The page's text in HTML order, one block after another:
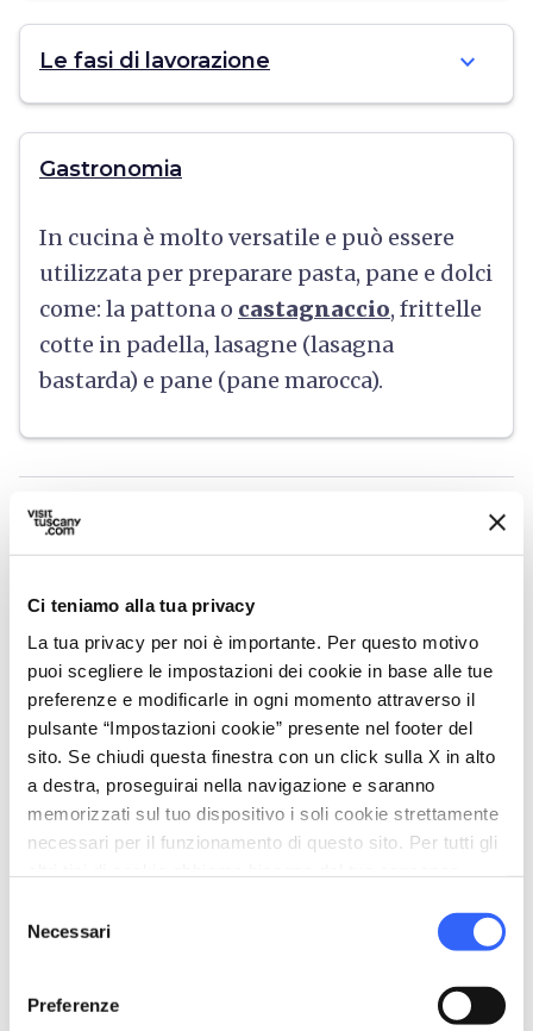
Ci teniamo alla tua privacy
La tua privacy per noi è importante. Per questo motivo
puoi scegliere le impostazioni dei cookie in base alle tue
preferenze e modificarle in ogni momento attraverso il
pulsante “Impostazioni cookie” presente nel footer del
sito. Se chiudi questa finestra con un click sulla X in alto
a destra, proseguirai nella navigazione e saranno
memorizzati sul tuo dispositivo i soli cookie strettamente
necessari per il funzionamento di questo sito. Per tutti gli
delNecessari
Preferenze
Le fasi di lavorazione expand_more
Gastronomia
In cucina è molto versatile e può essere
utilizzata per preparare pasta, pane e dolci
come: la pattona o castagnaccio, frittelle
cotte in padella, lasagne (lasagna
bastarda) e pane (pane marocca).
info
category
Categoria
Pane, pasta e legumi
place
Provenienza
Lunigiana
stars
Denominazione
DOP
1 produttore certificato